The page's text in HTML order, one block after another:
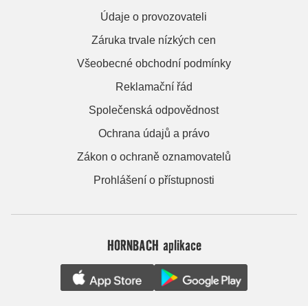
Údaje o provozovateli
Záruka trvale nízkých cen
Všeobecné obchodní podmínky
Reklamační řád
Společenská odpovědnost
Ochrana údajů a právo
Zákon o ochraně oznamovatelů
Prohlášení o přístupnosti
HORNBACH aplikace